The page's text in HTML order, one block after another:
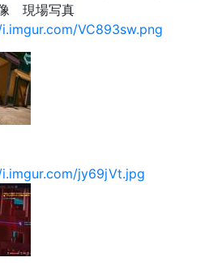
現場写真
VC893sw.png
jy69jVt.jpg